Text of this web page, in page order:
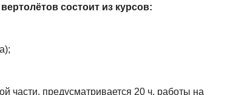
состоит из курсов:
части, предусматривается 20 ч. работы на